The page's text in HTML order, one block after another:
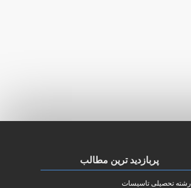
پربازدید ترین مطالب
رشته تحصیلی تاسیسات